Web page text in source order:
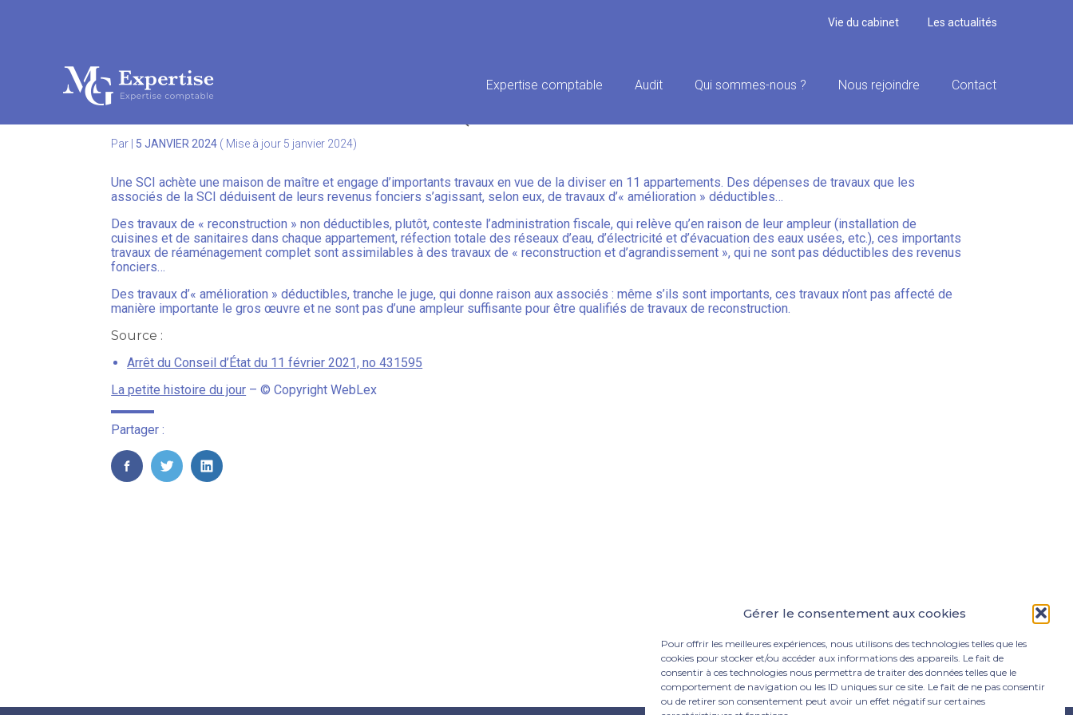
Gérer le consentement aux cookies
Pour offrir les meilleures expériences, nous utilisons des technologies telles que les
cookies pour stocker et/ou accéder aux informations des appareils. Le fait de
consentir à ces technologies nous permettra de traiter des données telles que le
comportement de navigation ou les ID uniques sur ce site. Le fait de ne pas consentir
ou de retirer son consentement peut avoir un effet négatif sur certaines
Vie du cabinet Les actualités
Aller
Expertise comptable Audit Qui sommes-nous ? Nous rejoindre Contact
Par 5 JANVIER 2024 ( Mise à jour 5 janvier 2024)
Une SCI achète une maison de maître et engage d’importants travaux en vue de la diviser en 11 appartements. Des dépenses de travaux que les
associés de la SCI déduisent de leurs revenus fonciers s’agissant, selon eux, de travaux d’« amélioration » déductibles…
Des travaux de « reconstruction » non déductibles, plutôt, conteste l’administration fiscale, qui relève qu’en raison de leur ampleur (installation de
cuisines et de sanitaires dans chaque appartement, réfection totale des réseaux d’eau, d’électricité et d’évacuation des eaux usées, etc.), ces importants
travaux de réaménagement complet sont assimilables à des travaux de « reconstruction et d’agrandissement », qui ne sont pas déductibles des revenus
fonciers…
Des travaux d’« amélioration » déductibles, tranche le juge, qui donne raison aux associés : même s’ils sont importants, ces travaux n’ont pas affecté de
manière importante le gros œuvre et ne sont pas d’une ampleur suffisante pour être qualifiés de travaux de reconstruction.
Source :
Arrêt du Conseil d’État du 11 février 2021, no 431595
La petite histoire du jour – © Copyright WebLex
Partager :
FaceBook
TwitterLinkedIn